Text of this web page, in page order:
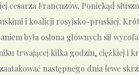
Francuzów. Poniekąd
i koalicji rosyjsko-pruskiej.
była osłona głównych sił
trwającej kilka godzin, ciężkiej i
następnego dnia lewe